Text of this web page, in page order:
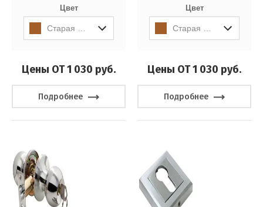
Цвет
Цены ОТ 1 030 руб.
Подробнее
Цвет
Цены ОТ 1 030 руб.
Подробнее